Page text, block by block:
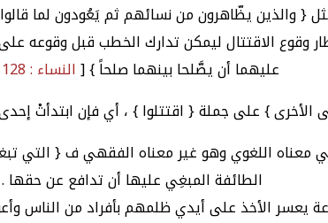
{ والذين يظّاهرون من نسائهم ثم يَعُودون لما
وقوع الاقتتال ليمكن تدارك الخطب قبل وقوعه
عليهما أن يصَّلحا بينهما صلحاً } [النساء : 128
} على جملة { اقتتلوا } ، أي فإن ابتدأتْ إحدى
اللغوي وهو غير معناه الفقهي ف { التي
الطائفة المبغِي عليها أن تدافع عن حقها .
يعسر الأخذ على أيدي ظلمهم بأفراد من الناس